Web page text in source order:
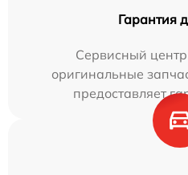
Гарантия
Сервисный
оригинальные
предоставляет